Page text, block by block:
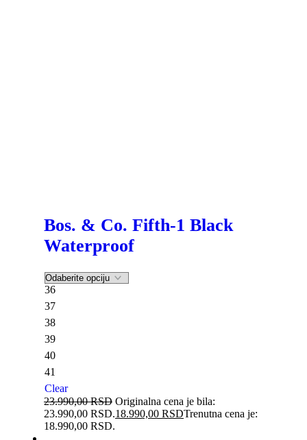
Bos. & Co. Fifth-1 Black
Waterproof
36
37
38
39
40
41
Clear
23.990,00RSD Originalna cena je bila:
23.990,00 RSD.18.990,00 RSDTrenutna cena je:
18.990,00 RSD.